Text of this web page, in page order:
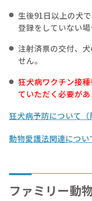
生後91日以上の犬
登録をしていない場
注射済票の交付、
せん。
狂犬病ワクチン接
ていただく必要があ
狂犬病予防について（
動物愛護法関連につい
ファミリー動